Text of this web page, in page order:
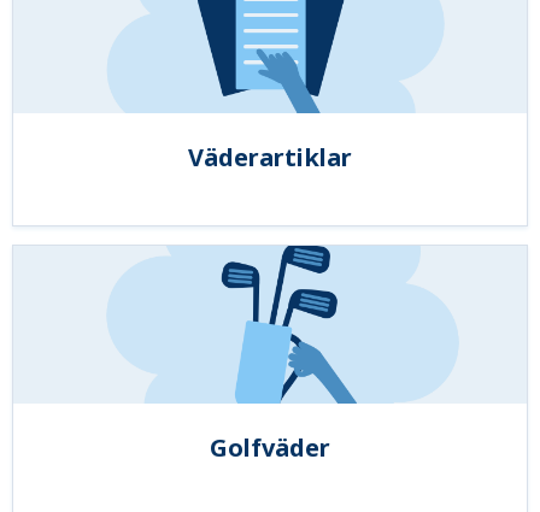
Väderartiklar
Golfväder